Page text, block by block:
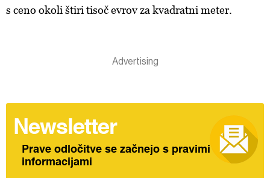
s ceno okoli štiri tisoč evrov za kvadratni meter.
Newsletter
Prave odločitve se začnejo s pravimi
informacijami